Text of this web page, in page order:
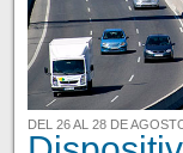
DEL 26 AL 28 DE